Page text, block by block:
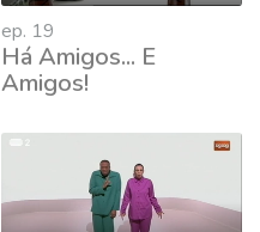
ep. 19
Há Amigos... E
Amigos!